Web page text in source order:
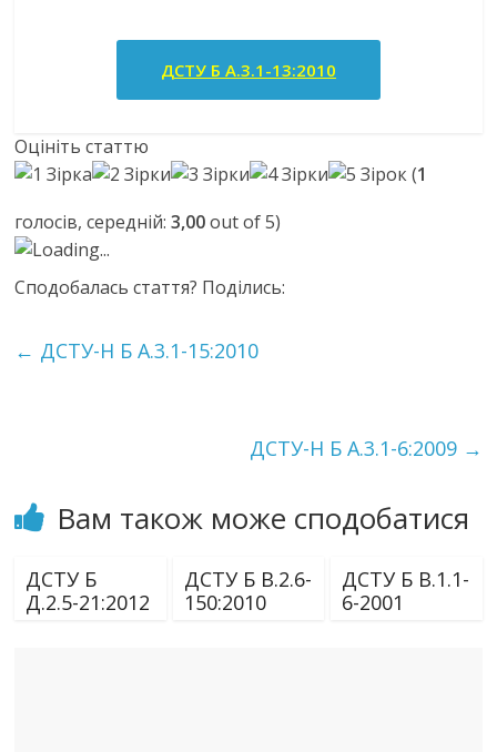
ДСТУ Б А.3.1-13:2010
Оцініть статтю
(1
голосів, середній:3,00out of 5)
Loading...
Сподобалась стаття? Поділись:
← ДСТУ-Н Б А.3.1-15:2010
ДСТУ-Н Б А.3.1-6:2009 →
Вам також може сподобатися
ДСТУ Б
Д.2.5-21:2012
ДСТУ Б В.2.6-
150:2010
ДСТУ Б В.1.1-
6-2001